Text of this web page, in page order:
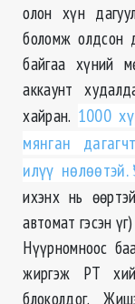
олон хүн
боломж олдсон
байгаа хүний
аккаунт
хайран. 1000
мянган
илүү нөлөөтэй.
ихэнх нь
автомат гэсэн
Нүүрномноос
жиргэж РТ
блоколдог.